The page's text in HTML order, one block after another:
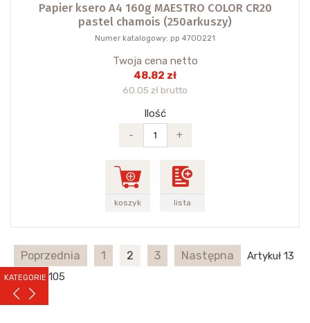
KATEGORIE
Papier ksero A4 160g MAESTRO COLOR CR20
pastel chamois (250arkuszy)
Numer katalogowy: pp 4700221
Twoja cena netto
48.82 zł
60.05 zł brutto
Ilość
-
+
koszyk lista
Poprzednia 1 2 3 Następna
Artykuł 13
- 24 z 1 105